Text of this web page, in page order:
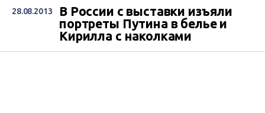
28.08.2013
В России с выставки изъяли
портреты Путина в белье и
Кирилла с наколками